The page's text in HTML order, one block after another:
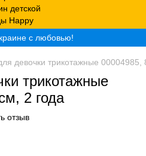
с любовью!
девочки трикотажные 00004985,
трикотажные
2 года
отзыв